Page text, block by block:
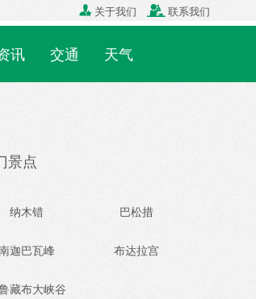
 关于我们  联系我们
讯 交通 天气
景点
纳木错 巴松措
迦巴瓦峰 布达拉宫
藏布大峡谷